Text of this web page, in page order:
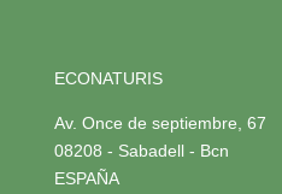
ECONATURIS
Av. Once de septiembre, 67
08208 - Sabadell - Bcn
ESPAÑA